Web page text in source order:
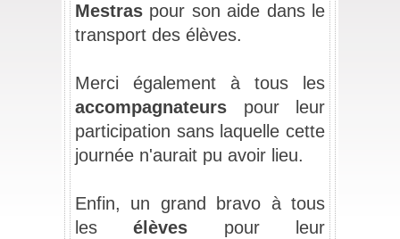
Mestras pour son aide dans le
transport des élèves.
Merci également à tous les
accompagnateurs pour leur
participation sans laquelle cette
journée n'aurait pu avoir lieu.
Enfin, un grand bravo à tous
les élèves pour leur